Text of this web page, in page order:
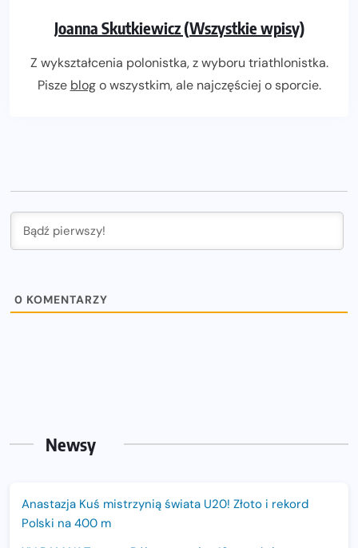
Joanna Skutkiewicz (Wszystkie wpisy)
Z wykształcenia polonistka, z wyboru triathlonistka.
Pisze blogo wszystkim, ale najczęściej o sporcie.
0 KOMENTARZY
Newsy
Anastazja Kuś mistrzynią świata U20! Złoto i rekord
Polski na 400 m